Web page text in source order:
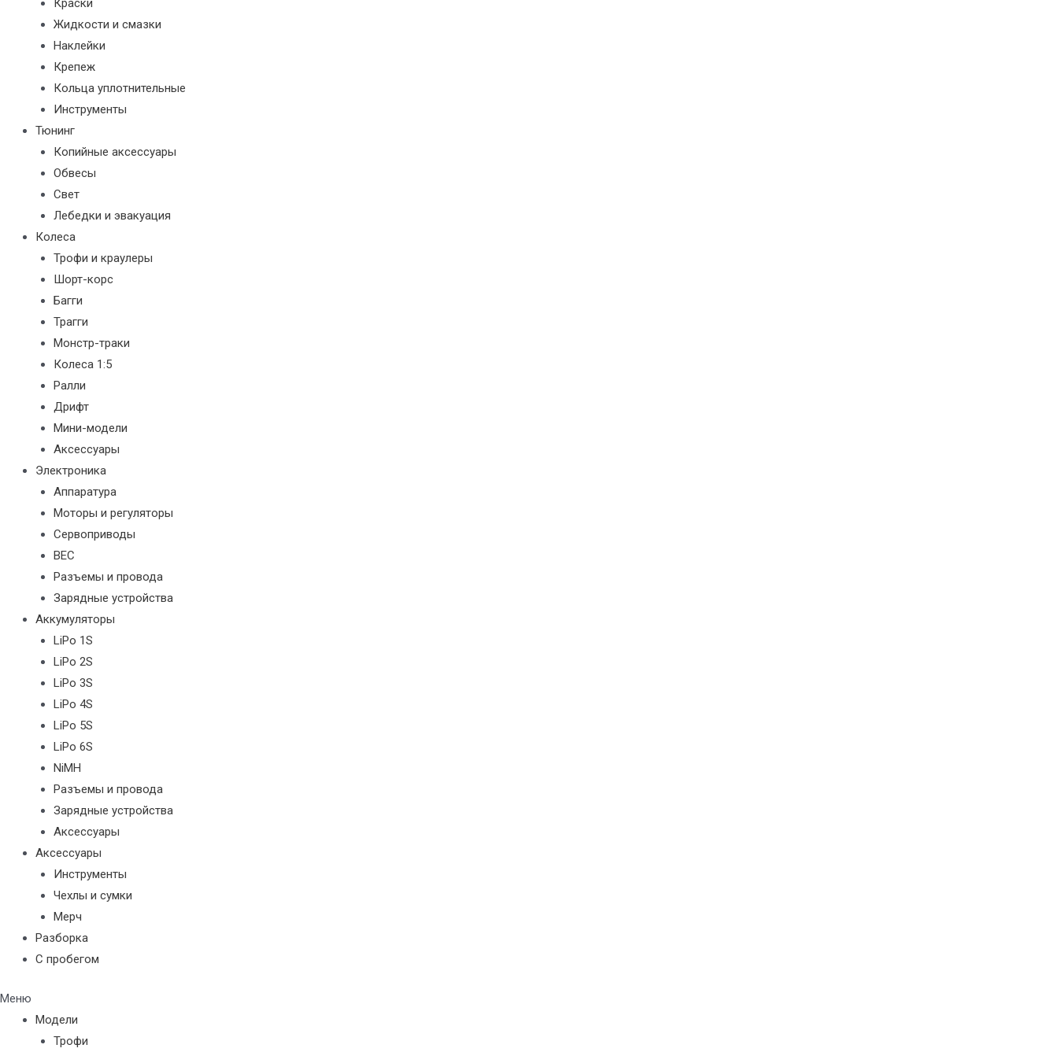
Краски
Жидкости и смазки
Наклейки
Крепеж
Кольца уплотнительные
Инструменты
Тюнинг
Копийные аксессуары
Обвесы
Свет
Лебедки и эвакуация
Колеса
Трофи и краулеры
Шорт-корс
Багги
Трагги
Монстр-траки
Колеса 1:5
Ралли
Дрифт
Мини-модели
Аксессуары
Электроника
Аппаратура
Моторы и регуляторы
Сервоприводы
BEC
Разъемы и провода
Зарядные устройства
Аккумуляторы
LiPo 1S
LiPo 2S
LiPo 3S
LiPo 4S
LiPo 5S
LiPo 6S
NiMH
Разъемы и провода
Зарядные устройства
Аксессуары
Аксессуары
Инструменты
Чехлы и сумки
Мерч
Разборка
С пробегом
Меню
Модели
Трофи